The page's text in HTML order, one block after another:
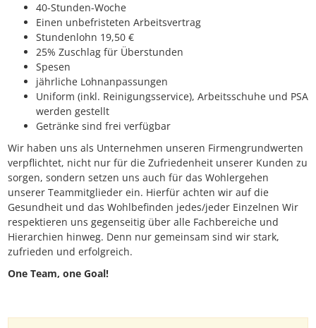
40-Stunden-Woche
Einen unbefristeten Arbeitsvertrag
Stundenlohn 19,50 €
25% Zuschlag für Überstunden
Spesen
jährliche Lohnanpassungen
Uniform (inkl. Reinigungsservice), Arbeitsschuhe und PSA
werden gestellt
Getränke sind frei verfügbar
Wir haben uns als Unternehmen unseren Firmengrundwerten
verpflichtet, nicht nur für die Zufriedenheit unserer Kunden zu
sorgen, sondern setzen uns auch für das Wohlergehen
unserer Teammitglieder ein. Hierfür achten wir auf die
Gesundheit und das Wohlbefinden jedes/jeder Einzelnen Wir
respektieren uns gegenseitig über alle Fachbereiche und
Hierarchien hinweg. Denn nur gemeinsam sind wir stark,
zufrieden und erfolgreich.
One Team, one Goal!